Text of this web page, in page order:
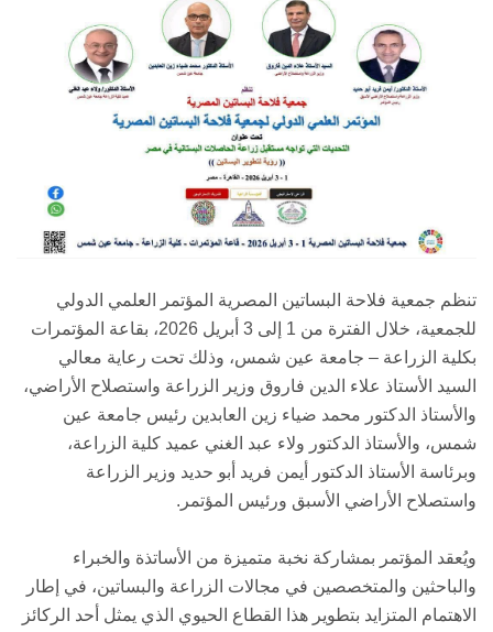
تنظم جمعية فلاحة البساتين المصرية المؤتمر العلمي الدولي
للجمعية، خلال الفترة من 1 إلى 3 أبريل 2026، بقاعة المؤتمرات
بكلية الزراعة – جامعة عين شمس، وذلك تحت رعاية معالي
السيد الأستاذ علاء الدين فاروق وزير الزراعة واستصلاح الأراضي،
والأستاذ الدكتور محمد ضياء زين العابدين رئيس جامعة عين
شمس، والأستاذ الدكتور ولاء عبد الغني عميد كلية الزراعة،
وبرئاسة الأستاذ الدكتور أيمن فريد أبو حديد وزير الزراعة
واستصلاح الأراضي الأسبق ورئيس المؤتمر.
ويُعقد المؤتمر بمشاركة نخبة متميزة من الأساتذة والخبراء
والباحثين والمتخصصين في مجالات الزراعة والبساتين، في إطار
الاهتمام المتزايد بتطوير هذا القطاع الحيوي الذي يمثل أحد الركائز